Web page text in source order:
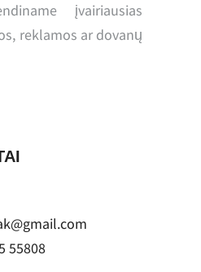
įvairiausias
reklamos ar dovanų
55808